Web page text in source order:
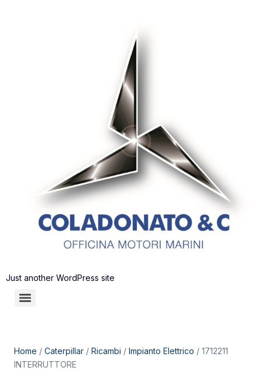
Just another WordPress site
Home / Caterpillar / Ricambi / Impianto Elettrico / 1712211
INTERRUTTORE